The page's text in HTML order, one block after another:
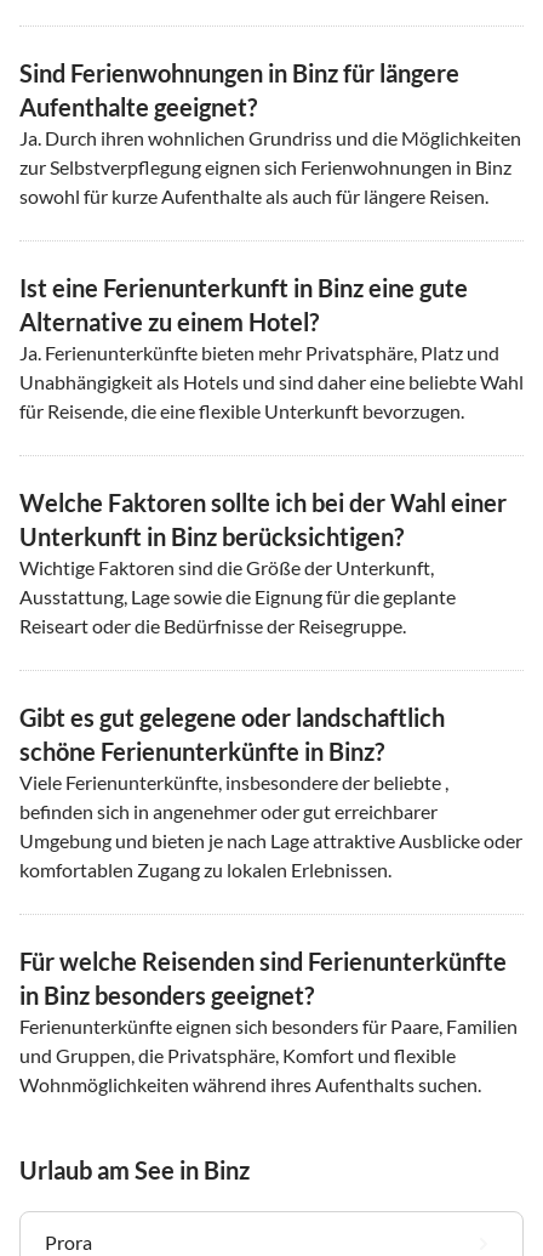
Sind Ferienwohnungen in Binz für längere
Aufenthalte geeignet?
Ja. Durch ihren wohnlichen Grundriss und die Möglichkeiten
zur Selbstverpflegung eignen sich Ferienwohnungen in Binz
sowohl für kurze Aufenthalte als auch für längere Reisen.
Ist eine Ferienunterkunft in Binz eine gute
Alternative zu einem Hotel?
Ja. Ferienunterkünfte bieten mehr Privatsphäre, Platz und
Unabhängigkeit als Hotels und sind daher eine beliebte Wahl
für Reisende, die eine flexible Unterkunft bevorzugen.
Welche Faktoren sollte ich bei der Wahl einer
Unterkunft in Binz berücksichtigen?
Wichtige Faktoren sind die Größe der Unterkunft,
Ausstattung, Lage sowie die Eignung für die geplante
Reiseart oder die Bedürfnisse der Reisegruppe.
Gibt es gut gelegene oder landschaftlich
schöne Ferienunterkünfte in Binz?
Viele Ferienunterkünfte, insbesondere der beliebte ,
befinden sich in angenehmer oder gut erreichbarer
Umgebung und bieten je nach Lage attraktive Ausblicke oder
komfortablen Zugang zu lokalen Erlebnissen.
Für welche Reisenden sind Ferienunterkünfte
in Binz besonders geeignet?
Ferienunterkünfte eignen sich besonders für Paare, Familien
und Gruppen, die Privatsphäre, Komfort und flexible
Wohnmöglichkeiten während ihres Aufenthalts suchen.
Urlaub am See in Binz
Prora